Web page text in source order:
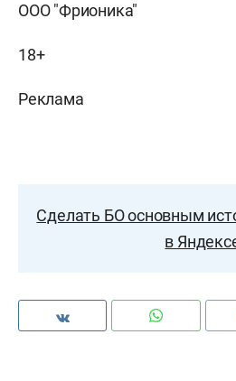
ООО "Фрионика"
18+
Реклама
Сделать БО основным
в